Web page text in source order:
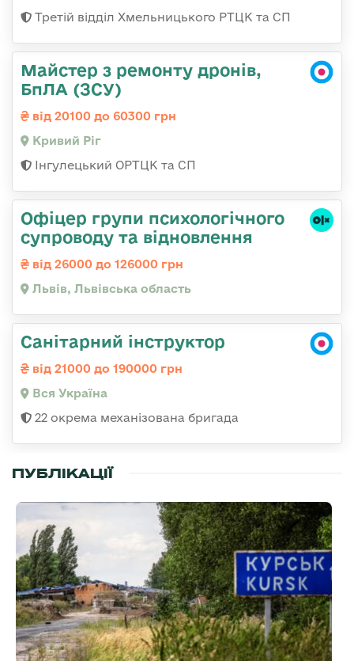
Третій відділ Хмельницького РТЦК та СП
Майстер з ремонту дронів,
БпЛА (ЗСУ)
від 20100 до 60300 грн
Кривий Ріг
Інгулецький ОРТЦК та СП
Офіцер групи психологічного
супроводу та відновлення
від 26000 до 126000 грн
Львів, Львівська область
Санітарний інструктор
від 21000 до 190000 грн
Вся Україна
22 окрема механізована бригада
ПУБЛІКАЦІЇ